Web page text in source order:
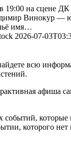
19:00 на сцене
Винокур —
имя…
2026-07-
всю
афиша
событий,
которого нет